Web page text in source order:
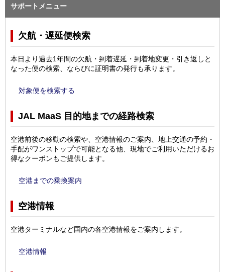
サポートメニュー
欠航・遅延便検索
本日より過去1年間の欠航・到着遅延・到着地変更・引き返しと
なった便の検索、ならびに証明書の発行も承ります。
対象便を検索する
JAL MaaS 目的地までの経路検索
空港前後の移動の検索や、空港情報のご案内、地上交通の予約・
手配がワンストップで可能となる他、現地でご利用いただけるお
得なクーポンもご提供します。
空港までの乗換案内
空港情報
空港ターミナルなど国内の各空港情報をご案内します。
空港情報